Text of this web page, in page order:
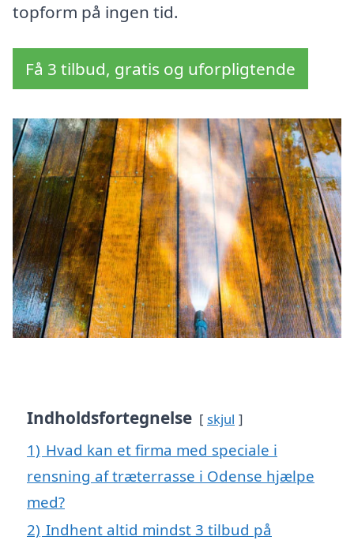
topform på ingen tid.
Få 3 tilbud, gratis og uforpligtende
Indholdsfortegnelse skjul
1) Hvad kan et firma med speciale i
rensning af træterrasse i Odense hjælpe
med?
2) Indhent altid mindst 3 tilbud på